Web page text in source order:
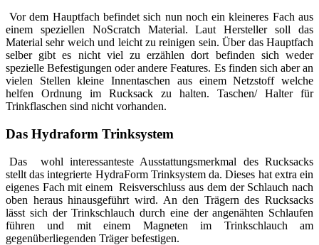
Vor dem Hauptfach befindet sich nun noch ein kleineres Fach aus
einem speziellen NoScratch Material. Laut Hersteller soll das
Material sehr weich und leicht zu reinigen sein. Über das Hauptfach
selber gibt es nicht viel zu erzählen dort befinden sich weder
spezielle Befestigungen oder andere Features. Es finden sich aber an
vielen Stellen kleine Innentaschen aus einem Netzstoff welche
helfen Ordnung im Rucksack zu halten. Taschen/ Halter für
Trinkflaschen sind nicht vorhanden.
Das Hydraform Trinksystem
Das wohl interessanteste Ausstattungsmerkmal des Rucksacks
stellt das integrierte HydraForm Trinksystem da. Dieses hat extra ein
eigenes Fach mit einem Reisverschluss aus dem der Schlauch nach
oben heraus hinausgeführt wird. An den Trägern des Rucksacks
lässt sich der Trinkschlauch durch eine der angenähten Schlaufen
führen und mit einem Magneten im Trinkschlauch am
gegenüberliegenden Träger befestigen.